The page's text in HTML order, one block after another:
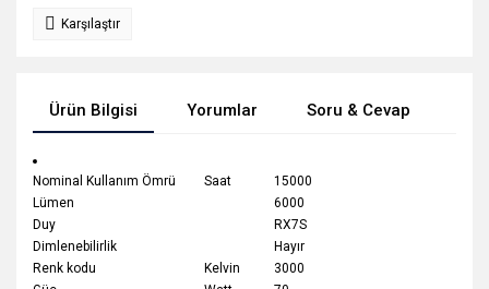
Karşılaştır
Ürün Bilgisi Yorumlar Soru & Cevap
Nominal Kullanım Ömrü Saat
15000
Lümen
6000
Duy
RX7S
Dimlenebilirlik
Hayır
Renk kodu
Kelvin
3000